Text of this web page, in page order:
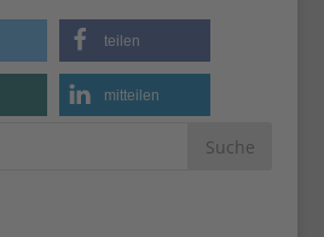
teilen
mitteilen